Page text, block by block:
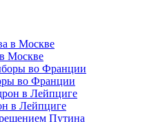
Москве
во Франции
в Лейпциге